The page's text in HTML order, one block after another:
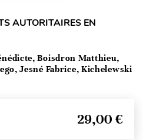
AUTORITAIRES EN
Boisdron Matthieu,
Jesné Fabrice, Kichelewski
29,00 €